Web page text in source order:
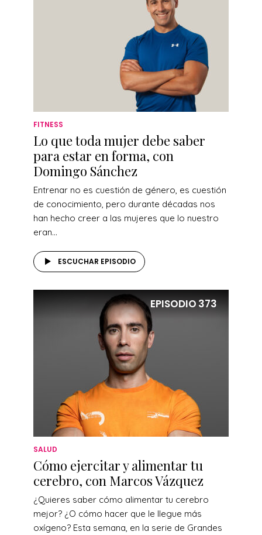
FITNESS
Lo que toda mujer debe saber
para estar en forma, con
Domingo Sánchez
Entrenar no es cuestión de género, es cuestión
de conocimiento, pero durante décadas nos
han hecho creer a las mujeres que lo nuestro
eran...
ESCUCHAR EPISODIO
EPISODIO373
SALUD
Cómo ejercitar y alimentar tu
cerebro, con Marcos Vázquez
¿Quieres saber cómo alimentar tu cerebro
mejor? ¿O cómo hacer que le llegue más
oxígeno? Esta semana, en la serie de Grandes